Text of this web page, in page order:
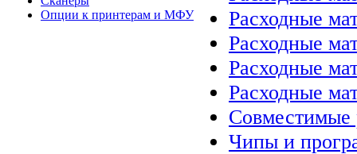
Опции к принтерам и МФУ
Расходные
Расходные
Расходные
Расходные
Совместимые
Чипы и